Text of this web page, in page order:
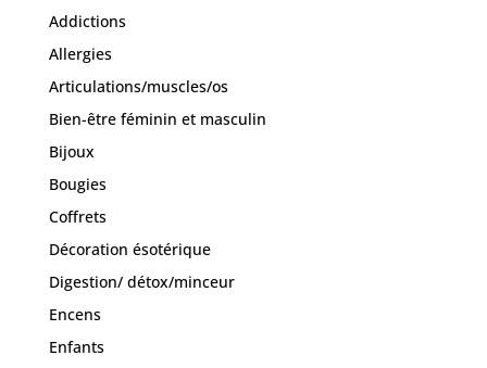
Addictions
Allergies
Articulations/muscles/os
Bien-être féminin et masculin
Bijoux
Bougies
Coffrets
Décoration ésotérique
Digestion/ détox/minceur
Encens
Enfants